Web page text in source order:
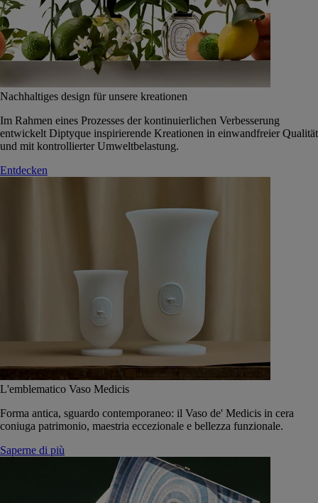
Nachhaltiges design für unsere kreationen
Im Rahmen eines Prozesses der kontinuierlichen Verbesserung
entwickelt Diptyque inspirierende Kreationen in einwandfreier Qualität
und mit kontrollierter Umweltbelastung.
Entdecken
L'emblematico Vaso Medicis
Forma antica, sguardo contemporaneo: il Vaso de' Medicis in cera
coniuga patrimonio, maestria eccezionale e bellezza funzionale.
Saperne di più